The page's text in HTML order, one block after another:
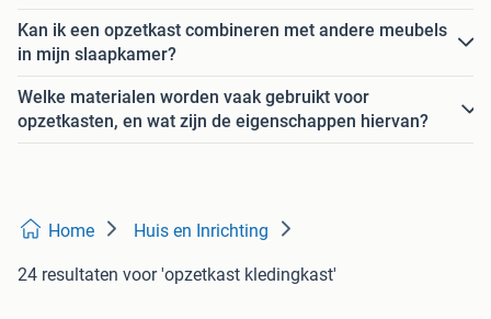
Kan ik een opzetkast combineren met andere meubels
in mijn slaapkamer?
Welke materialen worden vaak gebruikt voor
opzetkasten, en wat zijn de eigenschappen hiervan?
Home Huis en Inrichting
24 resultaten voor 'opzetkast kledingkast'